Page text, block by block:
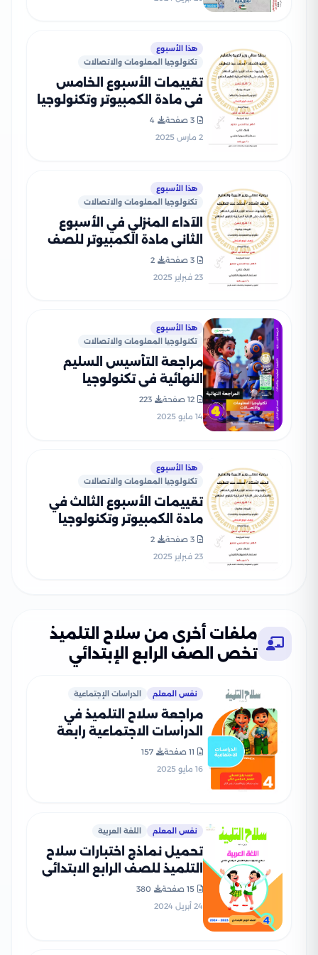
هذا الأسبوع
تكنولوجيا المعلومات والاتصالات
تقييمات الأسبوع الخامس
في مادة الكمبيوتر وتكنولوجيا
المعلومات للصف الرابع
3 صفحة
4
2 مارس 2025
هذا الأسبوع
تكنولوجيا المعلومات والاتصالات
الآداء المنزلي في الأسبوع
الثاني مادة الكمبيوتر للصف
الرابع الإبتدائي الترم الثاني
2025 بصيغة PDF
3 صفحة
2
23 فبراير 2025
هذا الأسبوع
تكنولوجيا المعلومات والاتصالات
مراجعة التأسيس السليم
النهائية في تكنولوجيا
المعلومات والاتصالات لرابعة
12 صفحة
223
14 مايو 2025
هذا الأسبوع
تكنولوجيا المعلومات والاتصالات
تقييمات الأسبوع الثالث في
مادة الكمبيوتر وتكنولوجيا
المعلومات للصف الرابع
3 صفحة
2
23 فبراير 2025
ملفات أخرى من سلاح التلميذ
تخص الصف الرابع الإبتدائي
نفس المعلم الدراسات الإجتماعية
مراجعة سلاح التلميذ في
الدراسات الاجتماعية رابعة
بالاجابات
11 صفحة
157
16 مايو 2025
نفس المعلم اللغة العربية
تحميل نماذج اختبارات سلاح
التلميذ للصف الرابع الابتدائي
في اللغة العربية مع إجاباتها
النموذجية
15 صفحة
380
24 أبريل 2024